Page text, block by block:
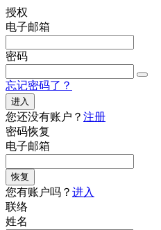
授权
电子邮箱
密码
忘记密码了？
进入
您还没有账户？ 注册
密码恢复
电子邮箱
恢复
您有账户吗？ 进入
联络
姓名